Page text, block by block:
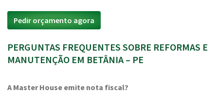
Pedir orçamento agora
PERGUNTAS FREQUENTES SOBRE REFORMAS E
MANUTENÇÃO EM BETÂNIA – PE
A Master House emite nota fiscal?